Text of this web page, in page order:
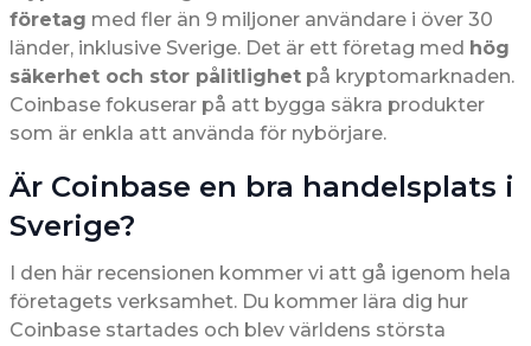
företag med fler än 9 miljoner användare i över 30
länder, inklusive Sverige. Det är ett företag med hög
säkerhet och stor pålitlighet på kryptomarknaden.
Coinbase fokuserar på att bygga säkra produkter
som är enkla att använda för nybörjare.
Är Coinbase en bra handelsplats i
Sverige?
I den här recensionen kommer vi att gå igenom hela
företagets verksamhet. Du kommer lära dig hur
Coinbase startades och blev världens största